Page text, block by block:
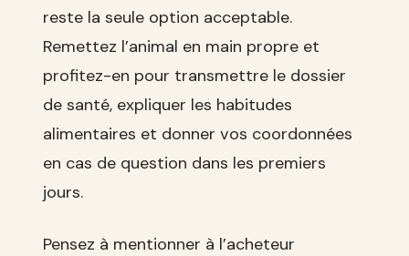
reste la seule option acceptable.
Remettez l’animal en main propre et
profitez-en pour transmettre le dossier
de santé, expliquer les habitudes
alimentaires et donner vos coordonnées
en cas de question dans les premiers
jours.
Pensez à mentionner à l’acheteur